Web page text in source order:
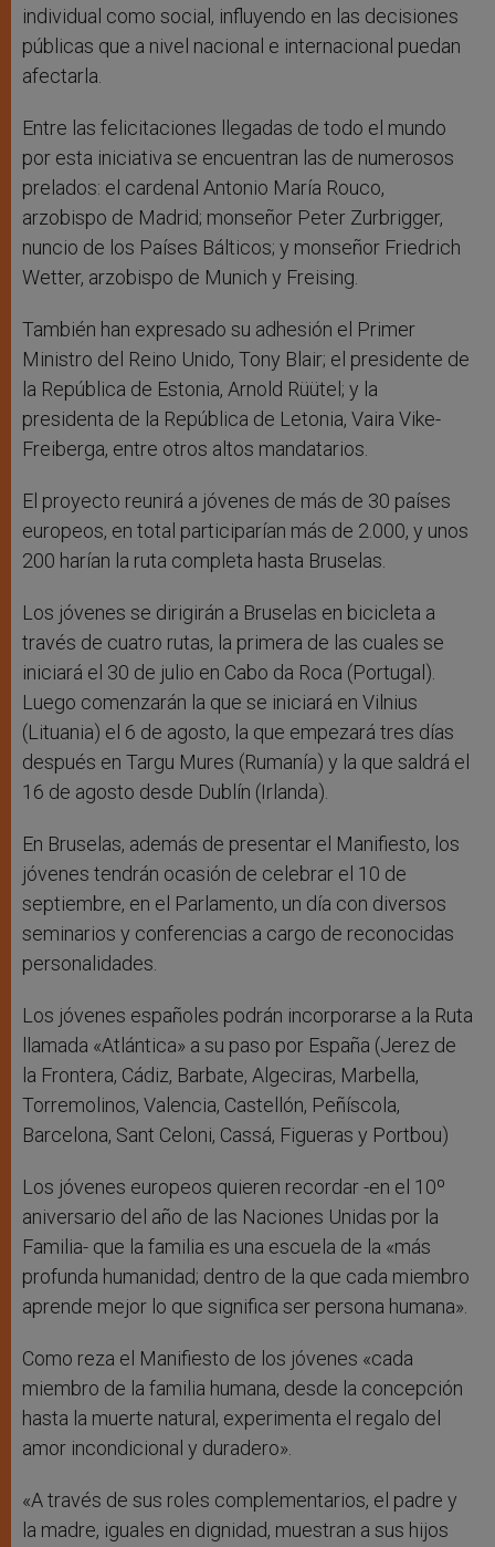
individual como social, influyendo en las decisiones
públicas que a nivel nacional e internacional puedan
afectarla.
Entre las felicitaciones llegadas de todo el mundo
por esta iniciativa se encuentran las de numerosos
prelados: el cardenal Antonio María Rouco,
arzobispo de Madrid; monseñor Peter Zurbrigger,
nuncio de los Países Bálticos; y monseñor Friedrich
Wetter, arzobispo de Munich y Freising.
También han expresado su adhesión el Primer
Ministro del Reino Unido, Tony Blair; el presidente de
la República de Estonia, Arnold Rüütel; y la
presidenta de la República de Letonia, Vaira Vike-
Freiberga, entre otros altos mandatarios.
El proyecto reunirá a jóvenes de más de 30 países
europeos, en total participarían más de 2.000, y unos
200 harían la ruta completa hasta Bruselas.
Los jóvenes se dirigirán a Bruselas en bicicleta a
través de cuatro rutas, la primera de las cuales se
iniciará el 30 de julio en Cabo da Roca (Portugal).
Luego comenzarán la que se iniciará en Vilnius
(Lituania) el 6 de agosto, la que empezará tres días
después en Targu Mures (Rumanía) y la que saldrá el
16 de agosto desde Dublín (Irlanda).
En Bruselas, además de presentar el Manifiesto, los
jóvenes tendrán ocasión de celebrar el 10 de
septiembre, en el Parlamento, un día con diversos
seminarios y conferencias a cargo de reconocidas
personalidades.
Los jóvenes españoles podrán incorporarse a la Ruta
llamada «Atlántica» a su paso por España (Jerez de
la Frontera, Cádiz, Barbate, Algeciras, Marbella,
Torremolinos, Valencia, Castellón, Peñíscola,
Barcelona, Sant Celoni, Cassá, Figueras y Portbou)
Los jóvenes europeos quieren recordar -en el 10º
aniversario del año de las Naciones Unidas por la
Familia- que la familia es una escuela de la «más
profunda humanidad; dentro de la que cada miembro
aprende mejor lo que significa ser persona humana».
Como reza el Manifiesto de los jóvenes «cada
miembro de la familia humana, desde la concepción
hasta la muerte natural, experimenta el regalo del
amor incondicional y duradero».
«A través de sus roles complementarios, el padre y
la madre, iguales en dignidad, muestran a sus hijos